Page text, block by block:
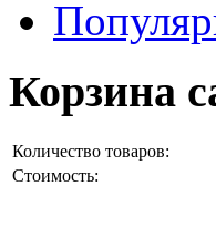
Корзина
Количество товаров:
Стоимость: